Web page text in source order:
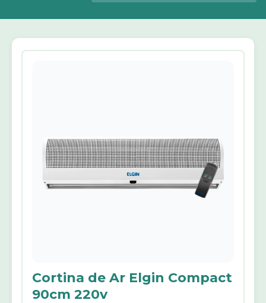
Cortina de Ar Elgin Compact
90cm 220v